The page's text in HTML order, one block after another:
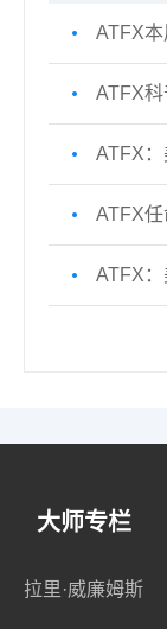
ATFX本
ATFX科
ATFX
ATFX
ATFX
大师专栏
拉里·威廉姆斯